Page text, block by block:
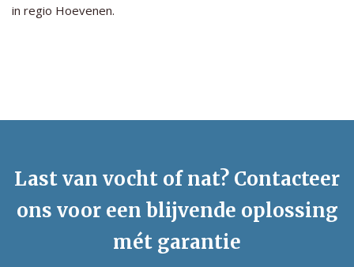
in regio Hoevenen.
Last van vocht of nat? Contacteer
ons voor een blijvende oplossing
mét garantie